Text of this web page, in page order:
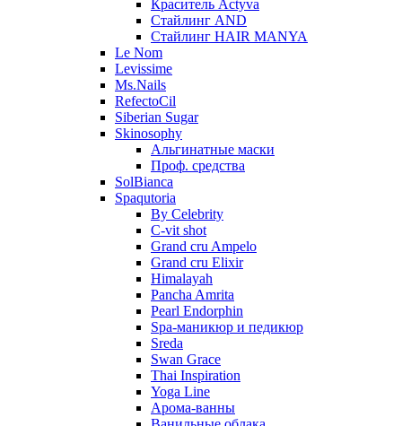
Краситель Actyva
Стайлинг AND
Стайлинг HAIR MANYA
Le Nom
Levissime
Ms.Nails
RefectoCil
Siberian Sugar
Skinosophy
Альгинатные маски
Проф. средства
SolBianca
Spaqutoria
By Celebrity
C-vit shot
Grand cru Ampelo
Grand сru Elixir
Himalayah
Pancha Amrita
Pearl Endorphin
Spa-маникюр и педикюр
Sreda
Swan Grace
Thai Inspiration
Yoga Line
Арома-ванны